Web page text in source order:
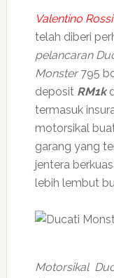
Valentino
telah diberi
pelancaran
Monster795
deposit RM1k
termasuk
motorsikal
garang yang
jentera
lebih lembut
Motorsikal